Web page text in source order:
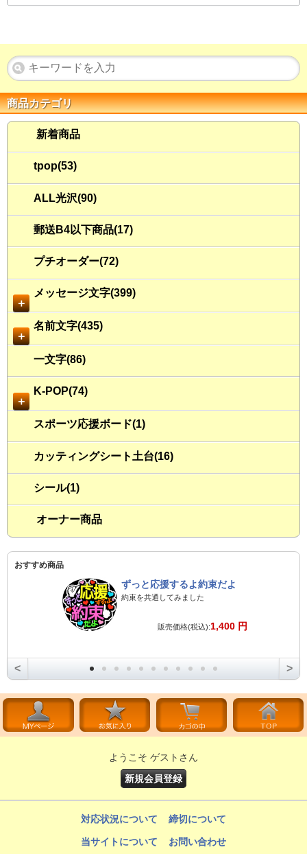
商品カテゴリ
新着商品
tpop(53)
ALL光沢(90)
郵送B4以下商品(17)
プチオーダー(72)
＋
メッセージ文字(399)
＋
名前文字(435)
一文字(86)
＋
K-POP(74)
スポーツ応援ボード(1)
カッティングシート土台(16)
シール(1)
オーナー商品
おすすめ商品
ずっと応援するよ約束だよ
約束を共通してみました
販売価格(税込):1,400 円
< >
ようこそ ゲストさん
新規会員登録
対応状況について 締切について
当サイトについて お問い合わせ